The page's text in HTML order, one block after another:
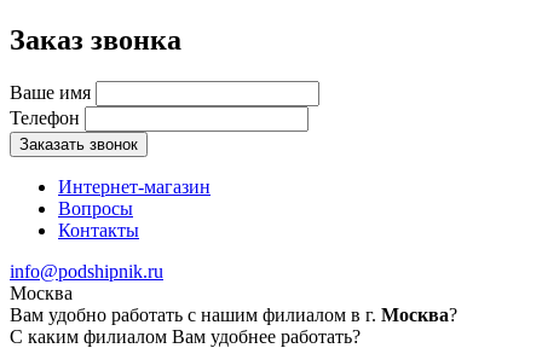
Заказ звонка
Ваше имя
Телефон
Заказать звонок
Интернет-магазин
Вопросы
Контакты
info@podshipnik.ru
Москва
Вам удобно работать с нашим филиалом в г. Москва?
С каким филиалом Вам удобнее работать?